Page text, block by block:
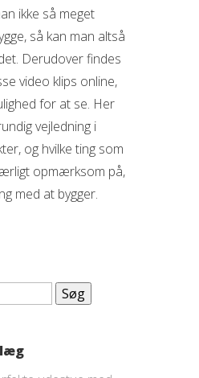
ikke så meget
så kan man altså
Derudover findes
video klips online,
for at se. Her
vejledning i
og hvilke ting som
opmærksom på,
med at bygger.